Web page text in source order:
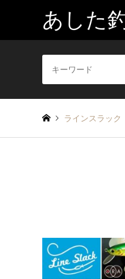
あした
ラインスラック